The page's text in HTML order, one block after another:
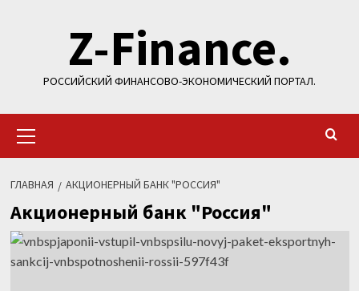
содержимомуZ-Finance.
РОССИЙСКИЙ ФИНАНСОВО-ЭКОНОМИЧЕСКИЙ ПОРТАЛ.
меню
ГЛАВНАЯ АКЦИОНЕРНЫЙ БАНК "РОССИЯ"
Акционерный банк "Россия"